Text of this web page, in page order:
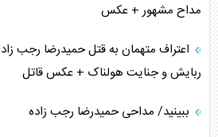
مداح مشهور + عکس
اعتراف متهمان به قتل حمیدرضا رجب
ربایش و جنایت هولناک + عکس قاتل
ببینید/ مداحی حمیدرضا رجب زاده